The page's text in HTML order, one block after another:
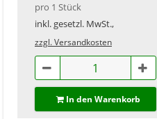
pro 1 Stück
inkl. gesetzl. MwSt.,
zzgl. Versandkosten
In den Warenkorb